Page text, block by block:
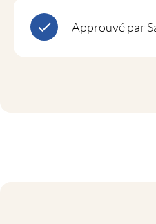
Approuvé par